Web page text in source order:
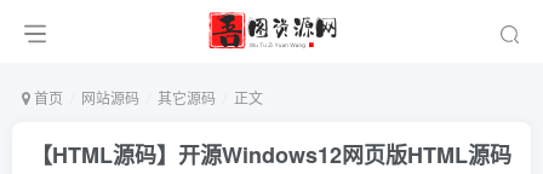
首页 网站源码 其它源码 正文
【HTML源码】开源Windows12网页版HTML源码